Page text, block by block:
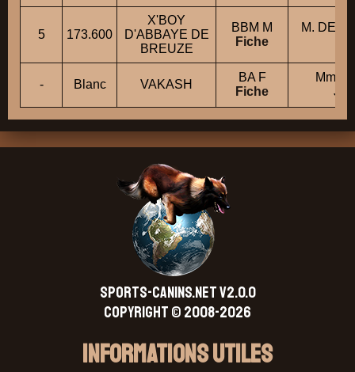
5 173.600
X'BOY
D'ABBAYE DE
BREUZE
BBM M
Fiche
M.
- Blanc VAKASH
BA F
Fiche
Mme
SPORTS-CANINS.NET V2.0.0
Copyright © 2008-2026
Informations Utiles